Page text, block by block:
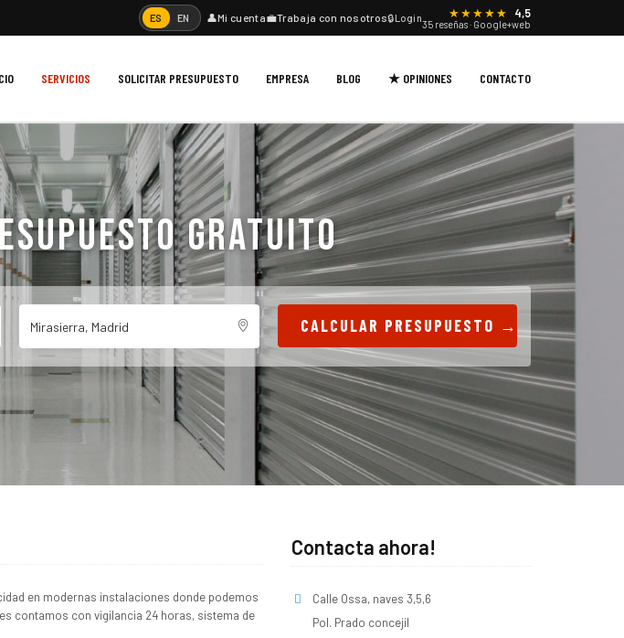
ES EN 👤Mi cuenta💼Trabaja con nosotros🔒Login ★★★★★ 4,5
35 reseñas · Google+web
SERVICIOS SOLICITAR PRESUPUESTO EMPRESA BLOG ★ OPINIONES CONTACTO
GRATUITO
CALCULAR PRESUPUESTO →
en modernas instalaciones donde podemos
contamos con vigilancia 24 horas, sistema de
Contacta ahora!
Calle Ossa, naves 3,5,6
Pol. Prado concejil